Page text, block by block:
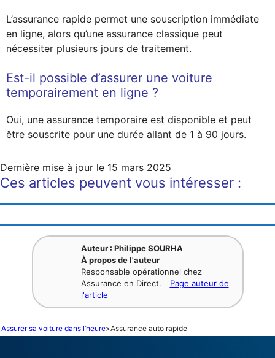
L’assurance rapide permet une souscription immédiate
en ligne, alors qu’une assurance classique peut
nécessiter plusieurs jours de traitement.
Est-il possible d’assurer une voiture
temporairement en ligne ?
Oui, une assurance temporaire est disponible et peut
être souscrite pour une durée allant de 1 à 90 jours.
Dernière mise à jour le 15 mars 2025
Ces articles peuvent vous intéresser :
Auteur : Philippe SOURHA
À propos de l'auteur
Responsable opérationnel chez
Assurance en Direct.
Page auteur de
l'article
Assurer sa voiture dans l’heure>Assurance auto rapide